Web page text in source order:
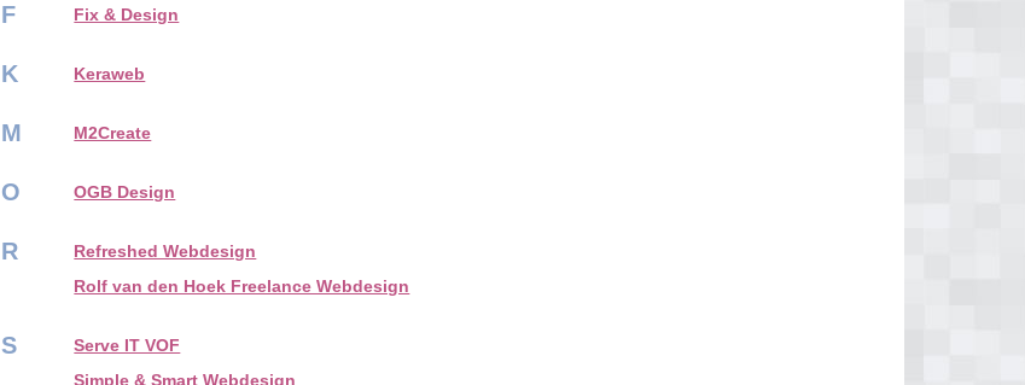
F Fix & Design
K Keraweb
M M2Create
O OGB Design
R
Refreshed Webdesign
Rolf van den Hoek Freelance Webdesign
S
Serve IT VOF
Simple & Smart Webdesign